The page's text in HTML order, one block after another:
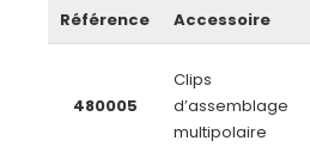
Référence Accessoire
480005
Clips
d’assemblage
multipolaire